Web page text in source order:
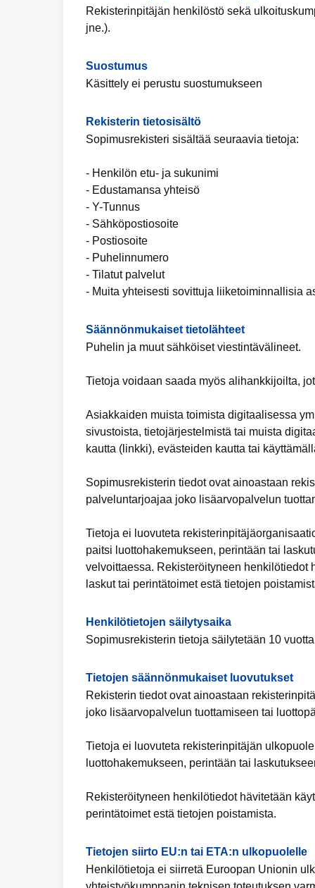
Rekisterinpitäjän henkilöstö sekä
jne.).
Suostumus
Käsittely ei perustu suostumukseen
Rekisterin tietosisältö
Sopimusrekisteri sisältää seuraavia tietoja:
- Henkilön etu- ja sukunimi
- Edustamansa yhteisö
- Y-Tunnus
- Sähköpostiosoite
- Postiosoite
- Puhelinnumero
- Tilatut palvelut
- Muita yhteisesti sovittuja liiketoiminnallisia
Säännönmukaiset tietolähteet
Puhelin ja muut sähköiset viestintävälineet.
Tietoja voidaan saada myös alihankkijoilta,
Asiakkaiden muista toimista digitaalisessa
sivustoista, tietojärjestelmistä tai muista
kautta (linkki), evästeiden kautta tai
Sopimusrekisterin tiedot ovat ainoastaan
palveluntarjoajaa joko lisäarvopalvelun
Tietoja ei luovuteta
paitsi luottohakemukseen, perintään tai
velvoittaessa. Rekisteröityneen henkilötiedot
laskut tai perintätoimet estä tietojen
Henkilötietojen säilytysaika
Sopimusrekisterin tietoja säilytetään 10
Tietojen säännönmukaiset luovutukset
Rekisterin tiedot ovat ainoastaan
joko lisäarvopalvelun tuottamiseen tai
Tietoja ei luovuteta rekisterinpitäjän
luottohakemukseen, perintään tai
Rekisteröityneen henkilötiedot hävitetään
perintätoimet estä tietojen poistamista.
Tietojen siirto EU:n tai ETA:n ulkopuolelle
Henkilötietoja ei siirretä Euroopan Unionin